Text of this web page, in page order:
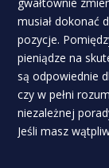
musiał dokonać
pozycje.
pieniądze na
są odpowiednie
czy w pełni
niezależnej
Jeśli masz